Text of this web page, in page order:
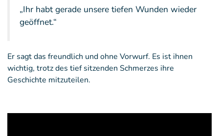
„Ihr habt gerade unsere tiefen Wunden wieder
geöffnet.“
Er sagt das freundlich und ohne Vorwurf. Es ist ihnen
wichtig, trotz des tief sitzenden Schmerzes ihre
Geschichte mitzuteilen.